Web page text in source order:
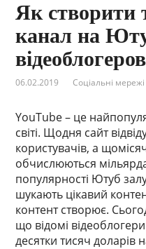
Як створити
канал на
відеоблогеров
06.02.2019 Соціальні мережі
YouTube – це
світі. Щодня сайт
користувачів, а
обчислюються
популярності Ютуб
шукають цікавий
контент створює.
що відомі
десятки тисяч доларів